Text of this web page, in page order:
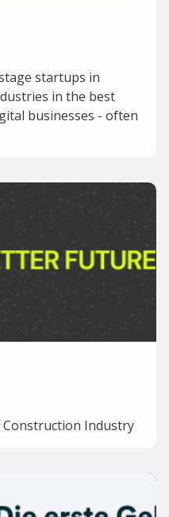
startups in
in the best
businesses - often
Industry